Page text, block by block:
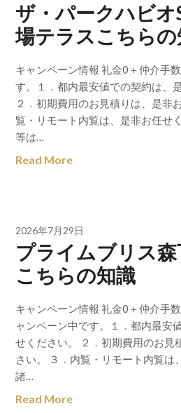
ザ・パークハビオ
場テラスこちらの
キャンペーン情報 礼金0＋仲介手
す。１．都内最安値での契約は、
２．初期費用のお見積りは、是非
覧・リモート内覧は、是非お任せ
等は…
Read More
2026年7月29日
プライムブリス
こちらの知識
キャンペーン情報 礼金0＋仲介手
ャンペーン中です。１．都内最安
せください。 ２．初期費用のお見
さい。 ３．内覧・リモート内覧は
諸…
Read More